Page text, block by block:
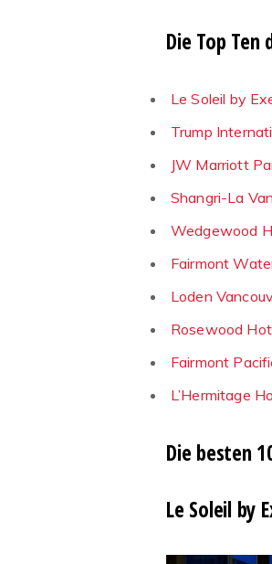
Die Top
Le Soleil by
Trump
JW Marriott
Shangri-La
Wedgewood
Fairmont
Loden
Rosewood
Fairmont
L’Hermitage
Die besten
Le Soleil by